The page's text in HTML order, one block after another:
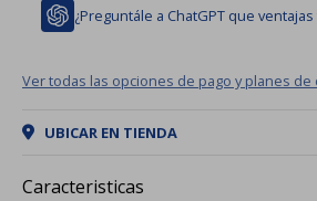
¿Preguntále a ChatGPT que
Ver todas las opciones de pago y planes de
UBICAR EN TIENDA
Caracteristicas